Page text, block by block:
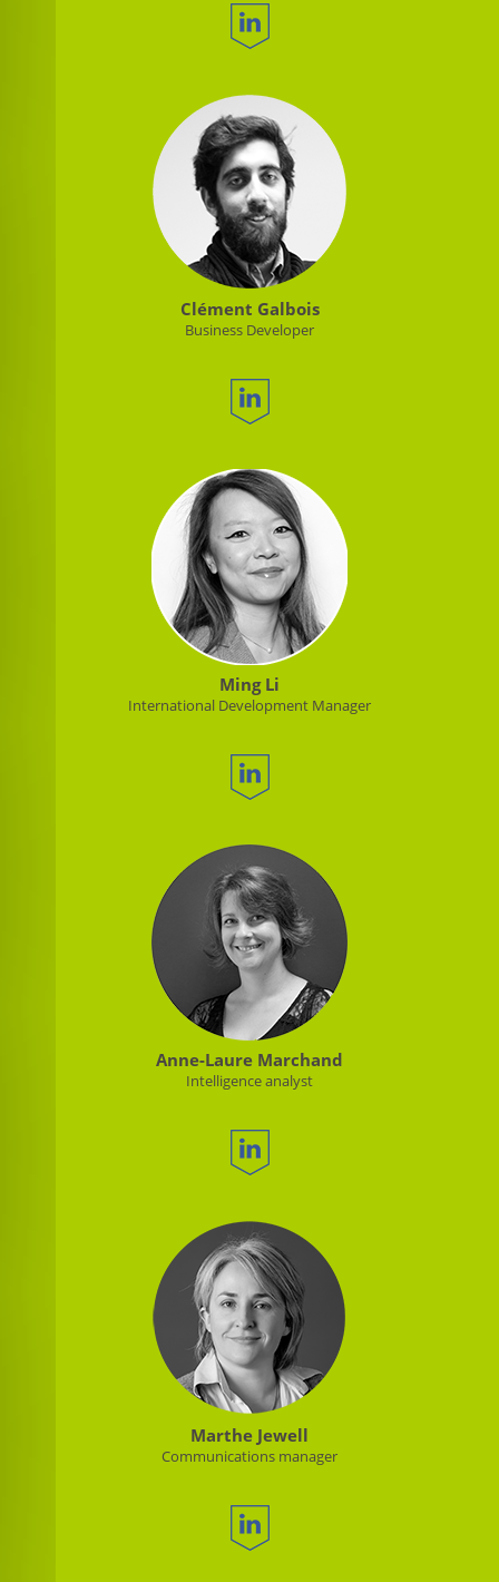
Clément Galbois
Business Developer
Ming Li
International Development Manager
Anne-Laure Marchand
Intelligence analyst
Marthe Jewell
Communications manager